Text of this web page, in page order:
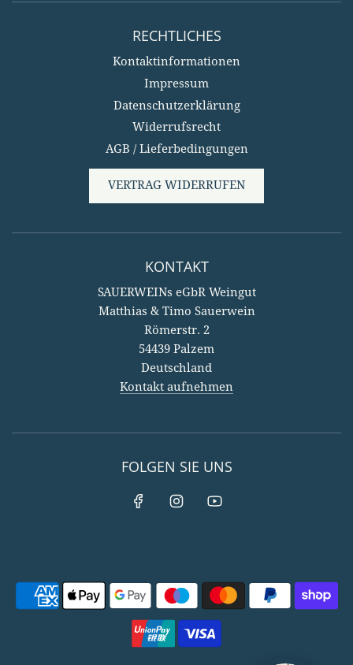
RECHTLICHES
Kontaktinformationen
Impressum
Datenschutzerklärung
Widerrufsrecht
AGB / Lieferbedingungen
VERTRAG WIDERRUFEN
KONTAKT
SAUERWEINs eGbR Weingut
Matthias & Timo Sauerwein
Römerstr. 2
54439 Palzem
Deutschland
Kontakt aufnehmen
FOLGEN SIE UNS